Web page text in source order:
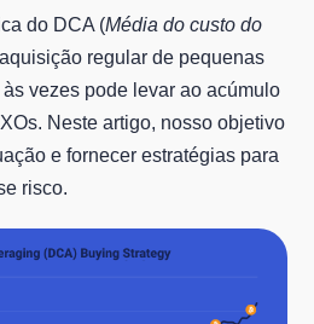
do DCA (Média do custo do
regular de pequenas
vezes pode levar ao acúmulo
Neste artigo, nosso objetivo
e fornecer estratégias para
risco.